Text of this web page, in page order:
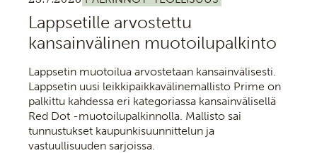
Lappsetille arvostettu
kansainvälinen muotoilupalkinto
Lappsetin muotoilua arvostetaan kansainvälisesti.
Lappsetin uusi leikkipaikkavälinemallisto Prime on
palkittu kahdessa eri kategoriassa kansainvälisellä
Red Dot -muotoilupalkinnolla. Mallisto sai
tunnustukset kaupunkisuunnittelun ja
vastuullisuuden sarjoissa.